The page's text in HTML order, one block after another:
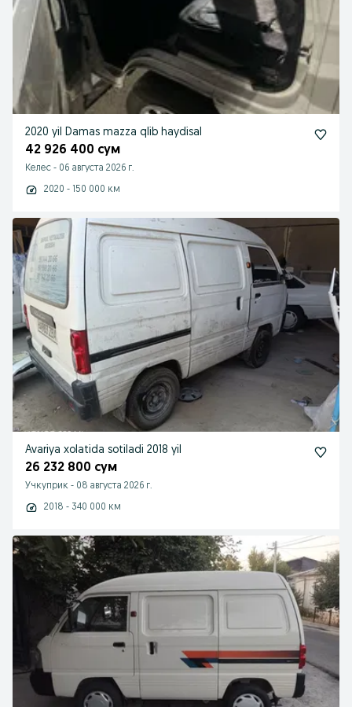
2020 yil Damas mazza qlib haydisal
42 926 400 сум
Келес - 06 августа 2026 г.
2020 - 150 000 км
Avariya xolatida sotiladi 2018 yil
26 232 800 сум
Учкуприк - 08 августа 2026 г.
2018 - 340 000 км